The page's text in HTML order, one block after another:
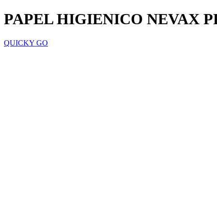
PAPEL HIGIENICO NEVAX
QUICKY GO